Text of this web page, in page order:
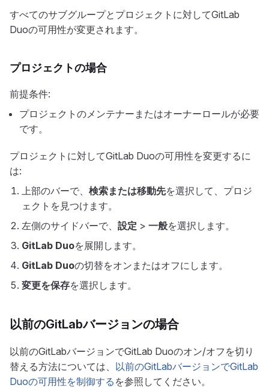
すべてのサブグループとプロジェクトに対してGitLab
Duoの可用性が変更されます。
プロジェクトの場合
前提条件:
プロジェクトのメンテナーまたはオーナーロールが必要
です。
プロジェクトに対してGitLab Duoの可用性を変更するに
は:
上部のバーで、 検索または移動先を選択して、プロジ
ェクトを見つけます。
左側のサイドバーで、 設定 > 一般を選択します。
GitLab Duoを展開します。
GitLab Duoの切替をオンまたはオフにします。
変更を保存を選択します。
以前のGitLabバージョンの場合
以前のGitLabバージョンでGitLab Duoのオン/オフを切り
替える方法については、 以前のGitLabバージョンでGitLab
Duoの可用性を制御する を参照してください。